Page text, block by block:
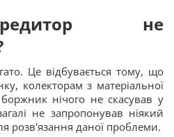
не
Це відбувається тому, що
колекторам з матеріальної
нічого не скасував у
не запропонував ніякий
розв'язання даної проблеми.